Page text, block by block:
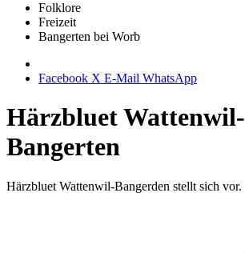
Folklore
Freizeit
Bangerten bei Worb
Facebook X E-Mail WhatsApp
Härzbluet Wattenwil-
Bangerten
Härzbluet Wattenwil-Bangerden stellt sich vor.